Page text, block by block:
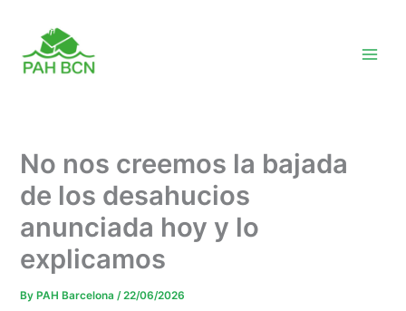
content
No nos creemos la bajada
de los desahucios
anunciada hoy y lo
explicamos
By PAH Barcelona/22/06/2026